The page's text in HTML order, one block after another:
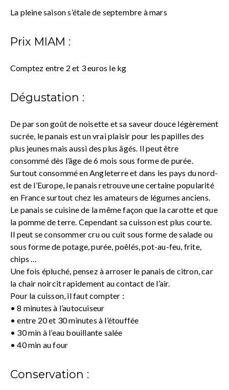
La pleine saison s’étale de septembre à mars
Prix MIAM :
Comptez entre 2 et 3 euros le kg
Dégustation :
De par son goût de noisette et sa saveur douce légèrement
sucrée, le panais est un vrai plaisir pour les papilles des
plus jeunes mais aussi des plus âgés. Il peut être
consommé dès l’âge de 6 mois sous forme de purée.
Surtout consommé en Angleterre et dans les pays du nord-
est de l’Europe, le panais retrouve une certaine popularité
en France surtout chez les amateurs de légumes anciens.
Le panais se cuisine de la même façon que la carotte et que
la pomme de terre. Cependant sa cuisson est plus courte.
Il peut se consommer cru ou cuit sous forme de salade ou
sous forme de potage, purée, poêlés, pot-au-feu, frite,
chips …
Une fois épluché, pensez à arroser le panais de citron, car
la chair noircit rapidement au contact de l’air.
Pour la cuisson, il faut compter :
• 8 minutes à l’autocuiseur
• entre 20 et 30 minutes à l’étouffée
• 30 min à l’eau bouillante salée
• 40 min au four
Conservation :